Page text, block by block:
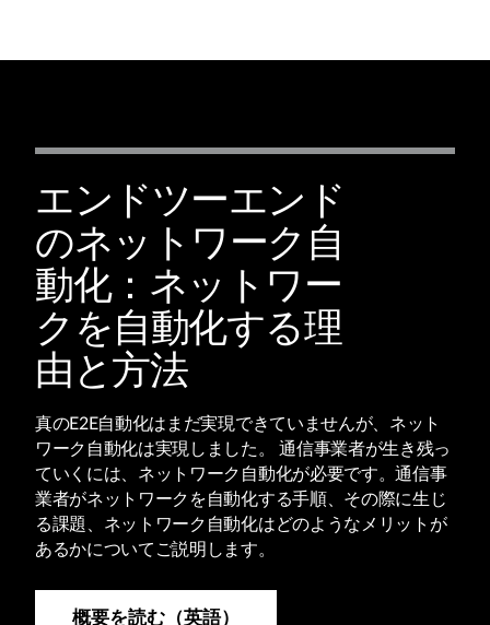
エンドツーエンド
のネットワーク自
動化：ネットワー
クを自動化する理
由と方法
真のE2E自動化はまだ実現できていませんが、ネット
ワーク自動化は実現しました。 通信事業者が生き残っ
ていくには、ネットワーク自動化が必要です。通信事
業者がネットワークを自動化する手順、その際に生じ
る課題、ネットワーク自動化はどのようなメリットが
あるかについてご説明します。
概要を読む（英語）